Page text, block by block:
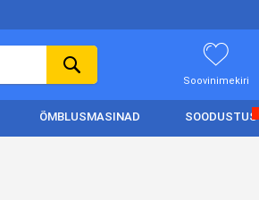
Soovinimekiri
ÕMBLUSMASINAD SOODUSTUS